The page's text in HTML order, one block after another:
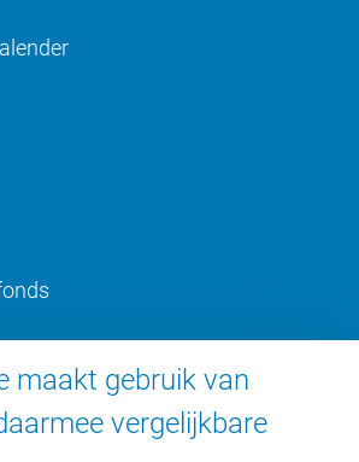
maakt gebruik van
vergelijkbare